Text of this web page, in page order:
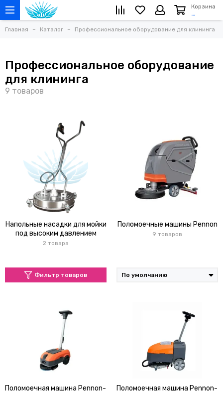
Корзина
…
Главная Каталог Профессиональное оборудование для клининга
Профессиональное оборудование
для клининга
Напольные насадки для мойки
под высоким давлением
2 товара
Поломоечные машины Pennon
9 товаров
Фильтр товаров
Поломоечная машина Pennon-
Поломоечная машина Pennon-